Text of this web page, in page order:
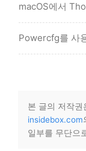
macOS에서
Powercfg를 사
본 글의 저작권
insidebox.com
일부를 무단으